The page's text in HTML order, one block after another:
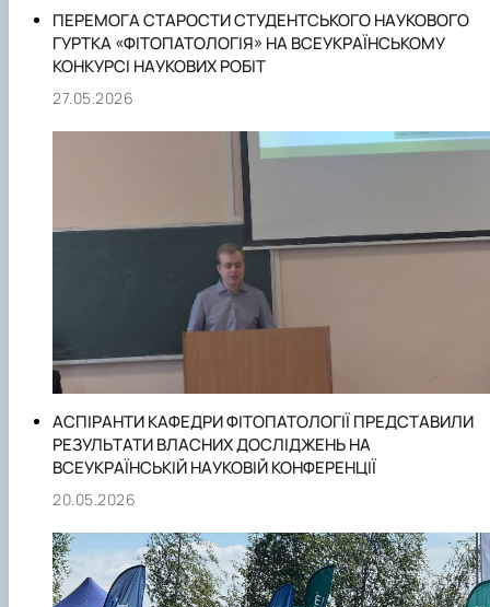
ПЕРЕМОГА СТАРОСТИ СТУДЕНТСЬКОГО НАУКОВОГО
ГУРТКА «ФІТОПАТОЛОГІЯ» НА ВСЕУКРАЇНСЬКОМУ
КОНКУРСІ НАУКОВИХ РОБІТ
27.05.2026
АСПІРАНТИ КАФЕДРИ ФІТОПАТОЛОГІЇ ПРЕДСТАВИЛИ
РЕЗУЛЬТАТИ ВЛАСНИХ ДОСЛІДЖЕНЬ НА
ВСЕУКРАЇНСЬКІЙ НАУКОВІЙ КОНФЕРЕНЦІЇ
20.05.2026